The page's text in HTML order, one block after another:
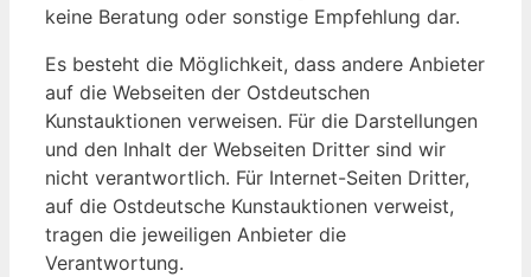
keine Beratung oder sonstige Empfehlung dar.
Es besteht die Möglichkeit, dass andere Anbieter
auf die Webseiten der Ostdeutschen
Kunstauktionen verweisen. Für die Darstellungen
und den Inhalt der Webseiten Dritter sind wir
nicht verantwortlich. Für Internet-Seiten Dritter,
auf die Ostdeutsche Kunstauktionen verweist,
tragen die jeweiligen Anbieter die
Verantwortung.